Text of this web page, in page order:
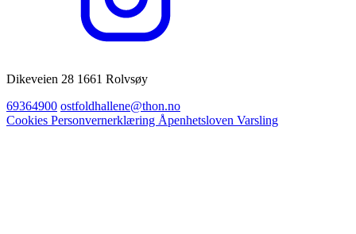
Dikeveien 28 1661 Rolvsøy
69364900 ostfoldhallene@thon.no
Cookies Personvernerklæring Åpenhetsloven Varsling